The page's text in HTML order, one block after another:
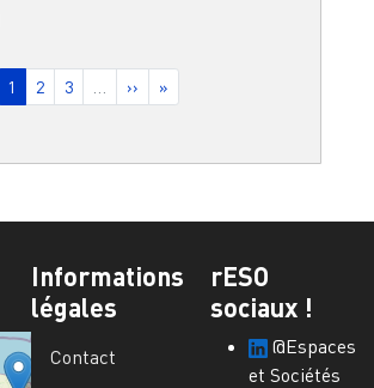
Page courante
1 Page
2 Page
3 Page suivante
›› Dernière page
»
Informations
légales
Contact
rESO
sociaux !
@Espaces
et Sociétés